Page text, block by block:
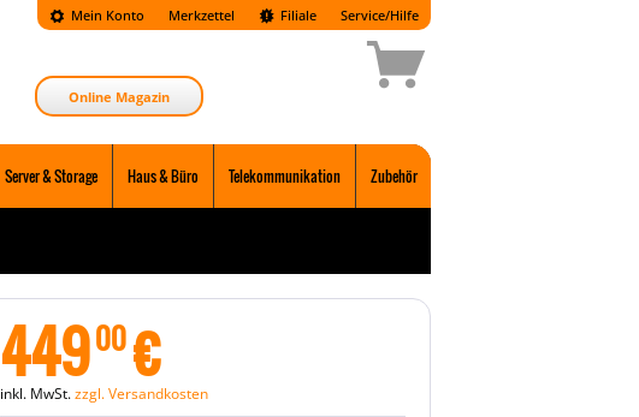
Mein Konto Merkzettel Filiale Service/Hilfe
Online Magazin
Server & Storage Haus & Büro Telekommunikation Zubehör
44900€
inkl. MwSt.zzgl. Versandkosten